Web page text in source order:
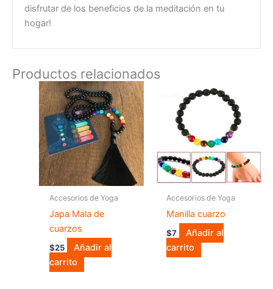
disfrutar de los beneficios de la meditación en tu
hogar!
Productos relacionados
Accesorios de Yoga
Japa Mala de
cuarzos
$25
Añadir al
carrito
Accesorios de Yoga
Manilla cuarzo
$7
Añadir al
carrito